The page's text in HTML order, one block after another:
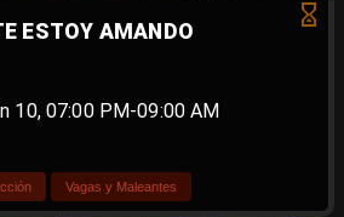
ESTOY AMANDO
10, 07:00 PM-09:00 AM
Vagas y Maleantes